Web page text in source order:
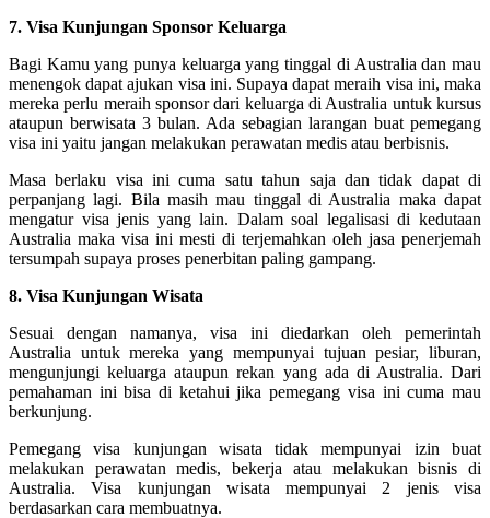
7. Visa Kunjungan Sponsor Keluarga
Bagi Kamu yang punya keluarga yang tinggal di Australia dan mau
menengok dapat ajukan visa ini. Supaya dapat meraih visa ini, maka
mereka perlu meraih sponsor dari keluarga di Australia untuk kursus
ataupun berwisata 3 bulan. Ada sebagian larangan buat pemegang
visa ini yaitu jangan melakukan perawatan medis atau berbisnis.
Masa berlaku visa ini cuma satu tahun saja dan tidak dapat di
perpanjang lagi. Bila masih mau tinggal di Australia maka dapat
mengatur visa jenis yang lain. Dalam soal legalisasi di kedutaan
Australia maka visa ini mesti di terjemahkan oleh jasa penerjemah
tersumpah supaya proses penerbitan paling gampang.
8. Visa Kunjungan Wisata
Sesuai dengan namanya, visa ini diedarkan oleh pemerintah
Australia untuk mereka yang mempunyai tujuan pesiar, liburan,
mengunjungi keluarga ataupun rekan yang ada di Australia. Dari
pemahaman ini bisa di ketahui jika pemegang visa ini cuma mau
berkunjung.
Pemegang visa kunjungan wisata tidak mempunyai izin buat
melakukan perawatan medis, bekerja atau melakukan bisnis di
Australia. Visa kunjungan wisata mempunyai 2 jenis visa
berdasarkan cara membuatnya.